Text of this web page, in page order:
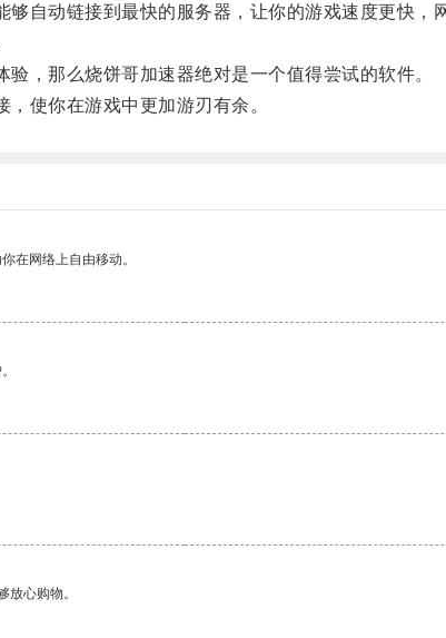
动链接到最快的服务器，让你的游戏速度更快，网
那么烧饼哥加速器绝对是一个值得尝试的软件。
使你在游戏中更加游刃有余。
在网络上自由移动。
心购物。